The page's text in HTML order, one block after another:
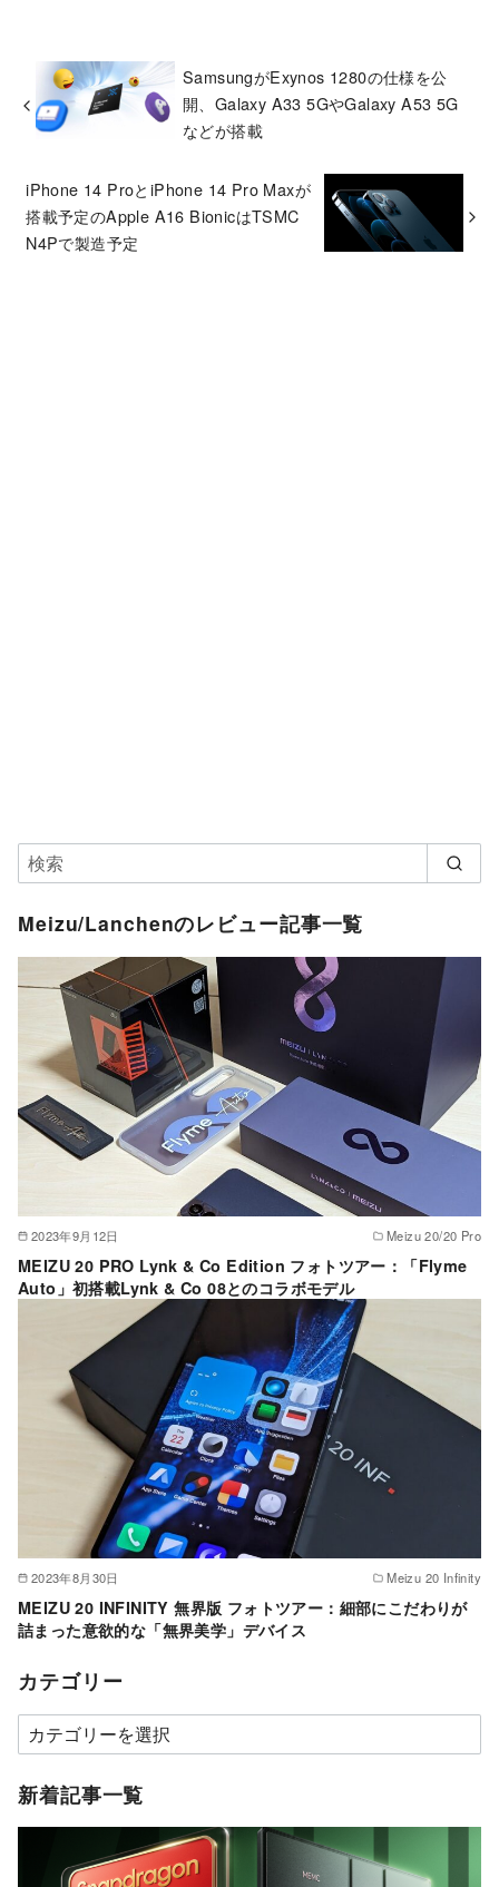
SamsungがExynos 1280の仕様を公
開、Galaxy A33 5GやGalaxy A53 5G
などが搭載
iPhone 14 ProとiPhone 14 Pro Maxが
搭載予定のApple A16 BionicはTSMC
N4Pで製造予定
Meizu/Lanchenのレビュー記事一覧
2023年9月12日 Meizu 20/20 Pro
MEIZU 20 PRO Lynk & Co Edition フォトツアー：「Flyme
Auto」初搭載Lynk & Co 08とのコラボモデル
2023年8月30日 Meizu 20 Infinity
MEIZU 20 INFINITY 無界版 フォトツアー：細部にこだわりが
詰まった意欲的な「無界美学」デバイス
カテゴリー
カ
テ
ゴ
新着記事一覧